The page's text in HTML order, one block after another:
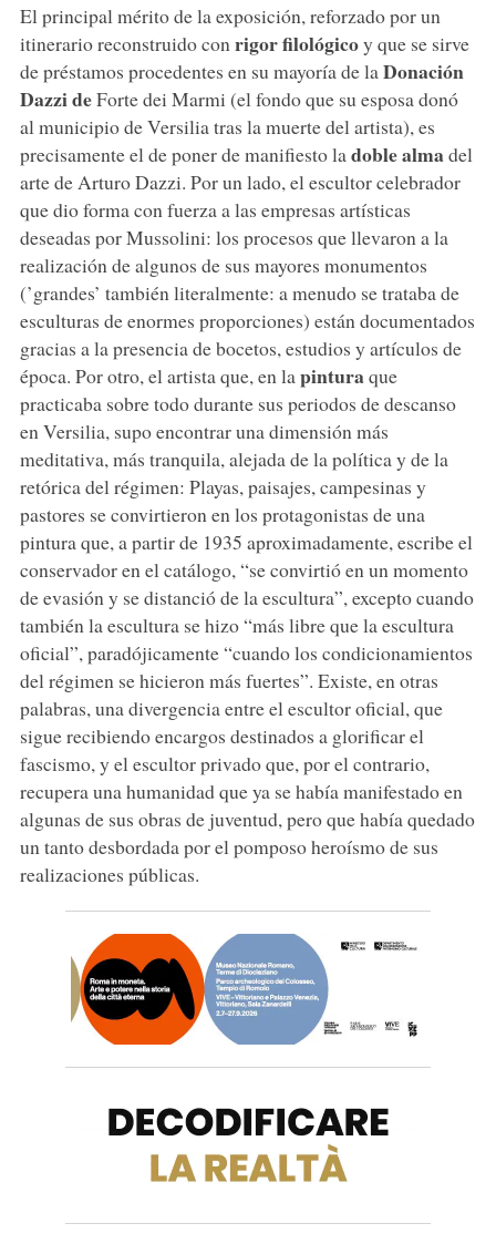
El principal mérito de la exposición, reforzado por un
itinerario reconstruido con rigor filológicoy que se sirve
de préstamos procedentes en su mayoría de la Donación
Dazzi deForte dei Marmi (el fondo que su esposa donó
al municipio de Versilia tras la muerte del artista), es
precisamente el de poner de manifiesto la doble almadel
arte de Arturo Dazzi. Por un lado, el escultor celebrador
que dio forma con fuerza a las empresas artísticas
deseadas por Mussolini: los procesos que llevaron a la
realización de algunos de sus mayores monumentos
(’grandes’ también literalmente: a menudo se trataba de
esculturas de enormes proporciones) están documentados
gracias a la presencia de bocetos, estudios y artículos de
época. Por otro, el artista que, en la pinturaque
practicaba sobre todo durante sus periodos de descanso
en Versilia, supo encontrar una dimensión más
meditativa, más tranquila, alejada de la política y de la
retórica del régimen: Playas, paisajes, campesinas y
pastores se convirtieron en los protagonistas de una
pintura que, a partir de 1935 aproximadamente, escribe el
conservador en el catálogo, “se convirtió en un momento
de evasión y se distanció de la escultura”, excepto cuando
también la escultura se hizo “más libre que la escultura
oficial”, paradójicamente “cuando los condicionamientos
del régimen se hicieron más fuertes”. Existe, en otras
palabras, una divergencia entre el escultor oficial, que
sigue recibiendo encargos destinados a glorificar el
fascismo, y el escultor privado que, por el contrario,
recupera una humanidad que ya se había manifestado en
algunas de sus obras de juventud, pero que había quedado
un tanto desbordada por el pomposo heroísmo de sus
realizaciones públicas.